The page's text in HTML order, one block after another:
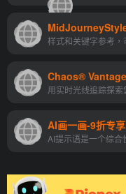
站
点
">
AI画一画-9折专享